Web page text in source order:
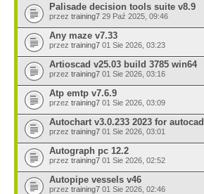
Palisade decision tools suite v8.9
przez training7 29 Paź 2025, 09:46
Any maze v7.33
przez training7 01 Sie 2026, 03:23
Artioscad v25.03 build 3785 win64
przez training7 01 Sie 2026, 03:16
Atp emtp v7.6.9
przez training7 01 Sie 2026, 03:09
Autochart v3.0.233 2023 for autocad
przez training7 01 Sie 2026, 03:01
Autograph pc 12.2
przez training7 01 Sie 2026, 02:52
Autopipe vessels v46
przez training7 01 Sie 2026, 02:46